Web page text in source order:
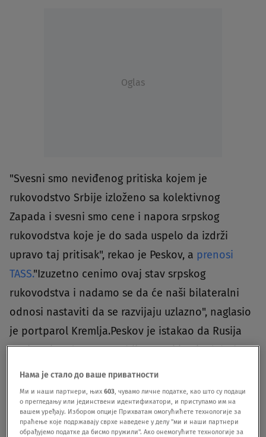
Oglas
"Svesni smo neviđenog pritiska kojem je
rukovodstvo Srbije izloženo sa kolektivnog
Zapada i svesni smo cene i napora srpskog
rukovodstva koje je do sada uspelo da izdrži
upravo taj pritisak", rekao je Peskov, a prenosi
TASS."Izuzetno cenimo ovaj stav srpskog
rukovodstva i nadamo se da će naši bilateralni
odnosi nastaviti da se razvijaju uzlazno", naglasio
je portparol Kremlja.Peskov je istakao da Rusija
ceni svoje odnose sa Srbijom."Oni imaju duboke
istorijske korene, imaju veoma, veoma sadržajnu
sadašnjost i sigurni smo da imaju veoma velike
izglede za budućnost", dodao je on.Vučić je ranije
rekao da će Beograd u jednom trenutku možda
Нама је стало до ваше приватности
Ми и наши партнери, њих603, чувамо личне податке, као што су подаци
о прегледању или јединствени идентификатори, и приступамо им на
вашем уређају. Избором опције Прихватам омогућићете технологије за
праћење које подржавају сврхе наведене у делу "ми и наши партнери
обрађујемо податке да бисмо пружили". Ако онемогућите технологије за